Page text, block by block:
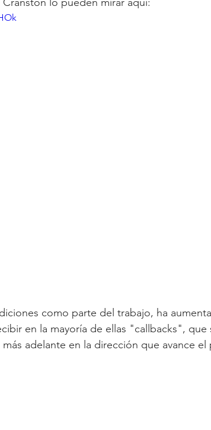
como parte del trabajo, ha
en la mayoría de ellas "callbacks", que
adelante en la dirección que avance el